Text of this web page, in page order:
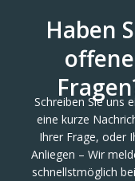
Haben
offene
Schreiben Sie uns
eine kurze
Ihrer Frage, oder
Anliegen – Wir
schnellstmöglich